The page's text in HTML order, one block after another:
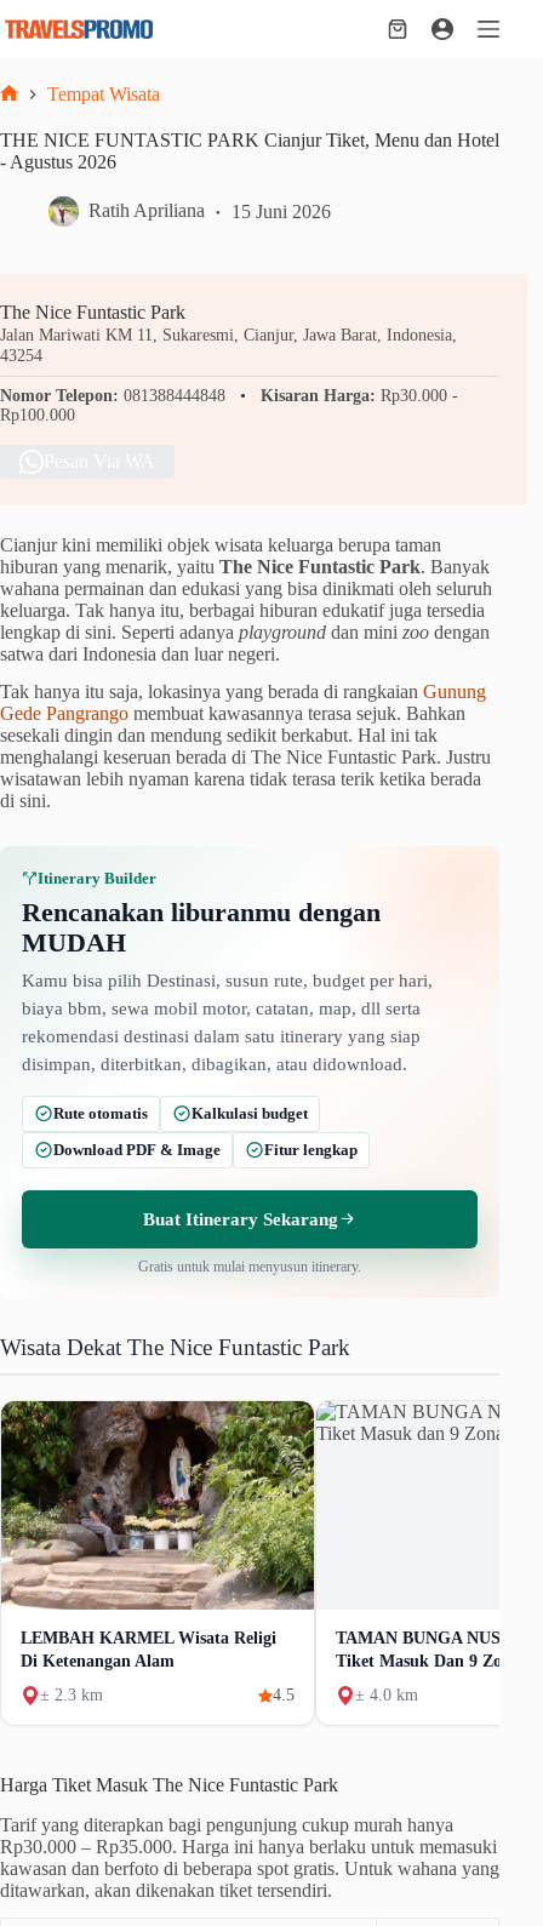
Shopping
Tempat Wisata
THE NICE FUNTASTIC PARK Cianjur Tiket, Menu dan Hotel
- Agustus 2026
Ratih Apriliana 15 Juni 2026
The Nice Funtastic Park
Jalan Mariwati KM 11, Sukaresmi, Cianjur, Jawa Barat, Indonesia,
43254
Nomor Telepon: 081388444848 Kisaran Harga: Rp30.000 -
Rp100.000
Cianjur kini memiliki objek wisata keluarga berupa taman
hiburan yang menarik, yaitu The Nice Funtastic Park. Banyak
wahana permainan dan edukasi yang bisa dinikmati oleh seluruh
keluarga. Tak hanya itu, berbagai hiburan edukatif juga tersedia
lengkap di sini. Seperti adanya playground dan mini zoo dengan
satwa dari Indonesia dan luar negeri.
Tak hanya itu saja, lokasinya yang berada di rangkaian Gunung
Gede Pangrango membuat kawasannya terasa sejuk. Bahkan
sesekali dingin dan mendung sedikit berkabut. Hal ini tak
menghalangi keseruan berada di The Nice Funtastic Park. Justru
wisatawan lebih nyaman karena tidak terasa terik ketika berada
di sini.
Itinerary Builder
Rencanakan liburanmu dengan
MUDAH
Kamu bisa pilih Destinasi, susun rute, budget per hari,
biaya bbm, sewa mobil motor, catatan, map, dll serta
rekomendasi destinasi dalam satu itinerary yang siap
disimpan, diterbitkan, dibagikan, atau didownload.
Rute otomatis
Kalkulasi budget
Download PDF & Image
Fitur lengkap
Buat Itinerary Sekarang
Gratis untuk mulai menyusun itinerary.
Wisata Dekat The Nice Funtastic Park
LEMBAH KARMEL Wisata Religi
Di Ketenangan Alam
± 2.3 km
4.5
TAMAN BUNGA
Tiket Masuk Dan 9 Zona
± 4.0 km
Harga Tiket Masuk The Nice Funtastic Park
Tarif yang diterapkan bagi pengunjung cukup murah hanya
Rp30.000 – Rp35.000. Harga ini hanya berlaku untuk memasuki
kawasan dan berfoto di beberapa spot gratis. Untuk wahana yang
ditawarkan, akan dikenakan tiket tersendiri.